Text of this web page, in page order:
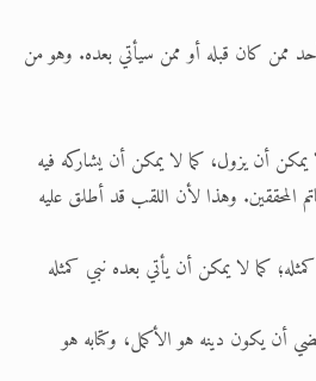
ممن كان قبله أو ممن سيأتي بعده. وهو من
يمكن أن يزول، كما لا يمكن أن يشاركه فيه
المحققين. وهذا لأن اللقب قد أطلق عليه
كما لا يمكن أن يأتي بعده نبي كمثله
أن يكون دينه هو الأكمل، وكتابه هو